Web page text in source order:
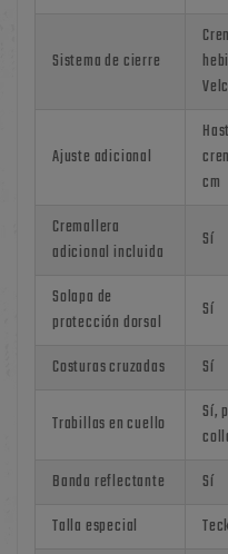
Sistema de cierre
Ajuste adicional
cm
Cremallera
adicional incluida
Sí
Solapa de
protección dorsal
Sí
Costuras cruzadas Sí
Trabillas en cuello
Sí,
Banda reflectante
Sí
Talla especial